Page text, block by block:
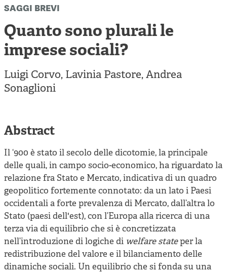
Acini di fuoco - Dossier Mezzogiorno
Valutazione e dintorni
saggi brevi
Quanto sono plurali le
imprese sociali?
Luigi Corvo, Lavinia Pastore,Andrea
Sonaglioni
Abstract
Il ‘900 è stato il secolo delle dicotomie, la principale
delle quali, in campo socio-economico, ha riguardato la
relazione fra Stato e Mercato, indicativa di un quadro
geopolitico fortemente connotato: da un lato i Paesi
occidentali a forte prevalenza di Mercato, dall’altra lo
Stato (paesi dell'est), con l’Europa alla ricerca di una
terza via di equilibrio che si è concretizzata
nell’introduzione di logiche di welfare stateper la
redistribuzione del valore e il bilanciamento delle
dinamiche sociali. Un equilibrio che si fonda su una